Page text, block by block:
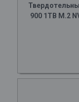
900 1TB M.2